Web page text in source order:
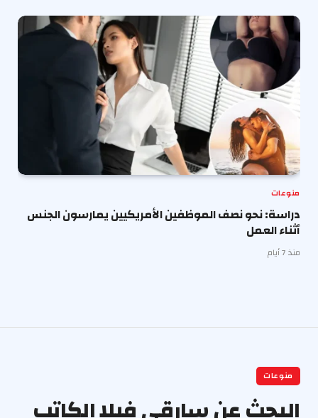
منوعات
دراسة: نحو نصف الموظفين الأمريكيين يمارسون الجنس
أثناء العمل
منذ 7 أيام
منوعات